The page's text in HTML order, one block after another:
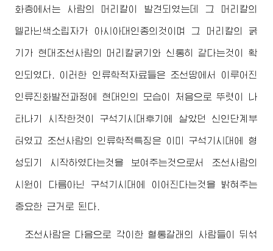
화층에서는 사람의 머리칼이 발견되였는데 그 머리칼의
멜라닌색소립자가 아시아대인종의것이며 그 머리칼의 굵
기가 현대조선사람의 머리칼굵기와 신통히 같다는것이 확
인되였다. 이러한 인류학적자료들은 조선땅에서 이루어진
인류진화발전과정에 현대인의 모습이 처음으로 뚜렷이 나
타나기 시작한것이 구석기시대후기에 살았던 신인단계부
터였고 조선사람의 인류학적특징은 이미 구석기시대에 형
성되기 시작하였다는것을 보여주는것으로서 조선사람의
시원이 다름아닌 구석기시대에 이어진다는것을 밝혀주는
중요한 근거로 된다.
조선사람은 다음으로 각이한 혈통갈래의 사람들이 뒤섞